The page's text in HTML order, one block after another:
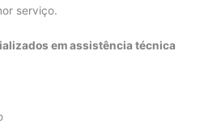
serviço.
em assistência técnica